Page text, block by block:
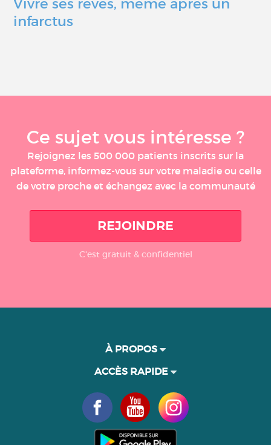
Vivre ses rêves, même après un
infarctus
Ce sujet vous intéresse ?
Rejoignez les 500 000 patients inscrits sur la
plateforme, informez-vous sur votre maladie ou celle
de votre proche et échangez avec la communauté
REJOINDRE
C'est gratuit & confidentiel
À PROPOS
ACCÈS RAPIDE